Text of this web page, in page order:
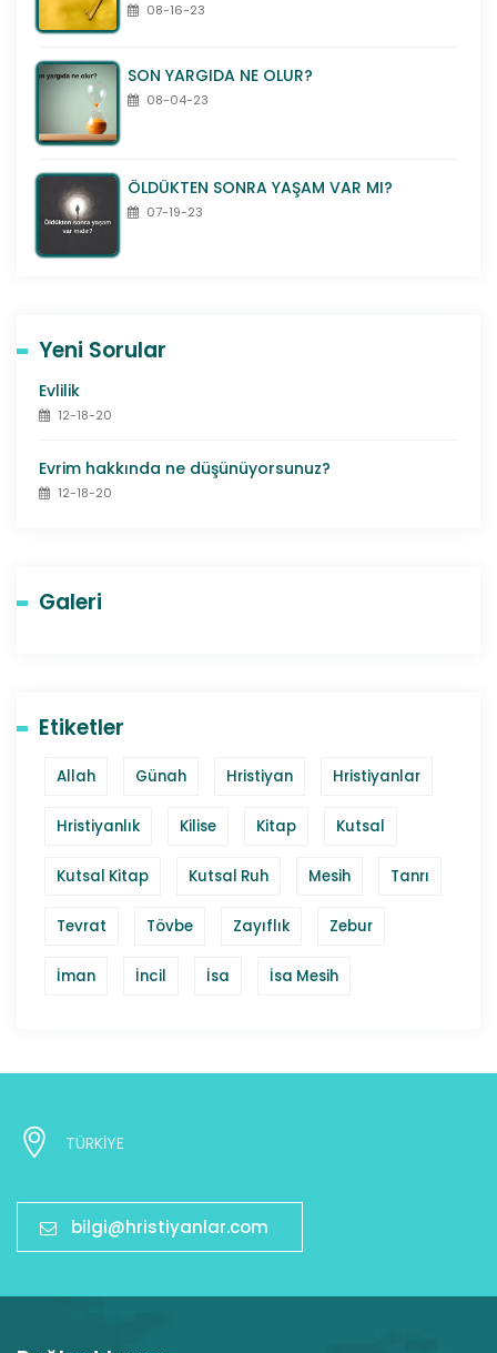
08-16-23
SON YARGIDA NE OLUR?
08-04-23
ÖLDÜKTEN SONRA YAŞAM VAR MI?
07-19-23
Yeni Sorular
Evlilik
12-18-20
Evrim hakkında ne düşünüyorsunuz?
12-18-20
Galeri
Etiketler
Allah Günah Hristiyan Hristiyanlar
Hristiyanlık Kilise Kitap Kutsal
Kutsal Kitap Kutsal Ruh Mesih Tanrı
Tevrat Tövbe Zayıflık Zebur
İman İncil İsa İsa Mesih
TÜRKİYE
bilgi@hristiyanlar.com